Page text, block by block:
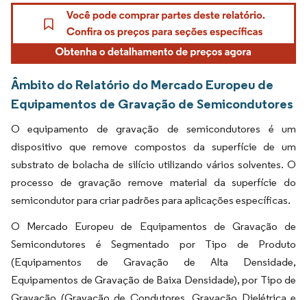
Âmbito do Relatório do Mercado Europeu de
Equipamentos de Gravação de Semicondutores
O equipamento de gravação de semicondutores é um
dispositivo que remove compostos da superfície de um
substrato de bolacha de silício utilizando vários solventes. O
processo de gravação remove material da superfície do
semicondutor para criar padrões para aplicações específicas.
O Mercado Europeu de Equipamentos de Gravação de
Semicondutores é Segmentado por Tipo de Produto
(Equipamentos de Gravação de Alta Densidade,
Equipamentos de Gravação de Baixa Densidade), por Tipo de